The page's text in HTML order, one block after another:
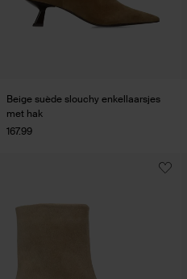
Beige suède slouchy enkellaarsjes
met hak
167.99